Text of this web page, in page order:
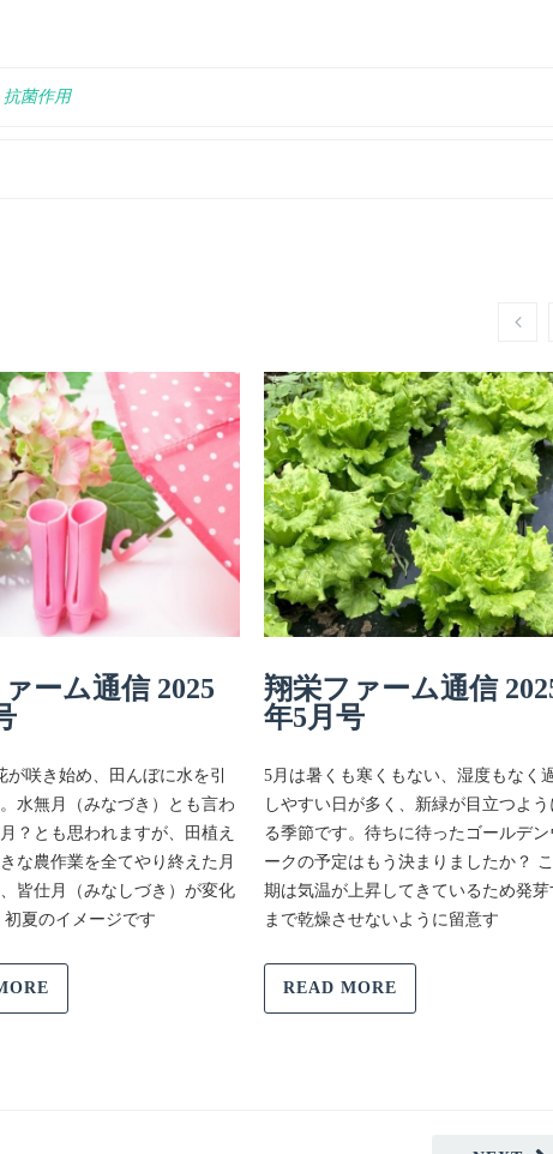
抗菌作用
ーム通信 2025
が咲き始め、田んぼに水を引
水無月（みなづき）とも言わ
？とも思われますが、田植え
な農作業を全てやり終えた月
皆仕月（みなしづき）が変化
初夏のイメージです
翔栄ファーム通信
年5月号
5月は暑くも寒くもない、湿度もなく
しやすい日が多く、新緑が目立つよう
る季節です。待ちに待ったゴールデン
ークの予定はもう決まりましたか？
期は気温が上昇してきているため発芽
まで乾燥させないように留意す
READ MORE